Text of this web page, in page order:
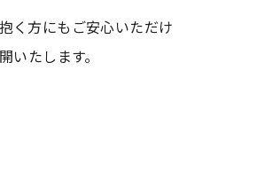
く方にもご安心いただけ
たします。